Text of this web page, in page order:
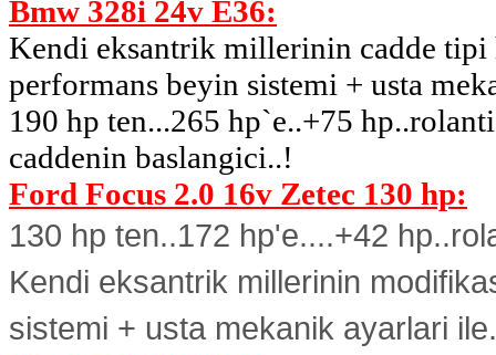
Bmw 328i 24v E36:
Kendi eksantrik millerinin cadde
performans beyin sistemi + usta
190 hp ten...265 hp`e..+75
caddenin baslangici..!
Ford Focus 2.0 16v Zetec 130 hp:
130 hp ten..172 hp'e....+42
Kendi eksantrik millerinin
sistemi + usta mekanik ayarlari